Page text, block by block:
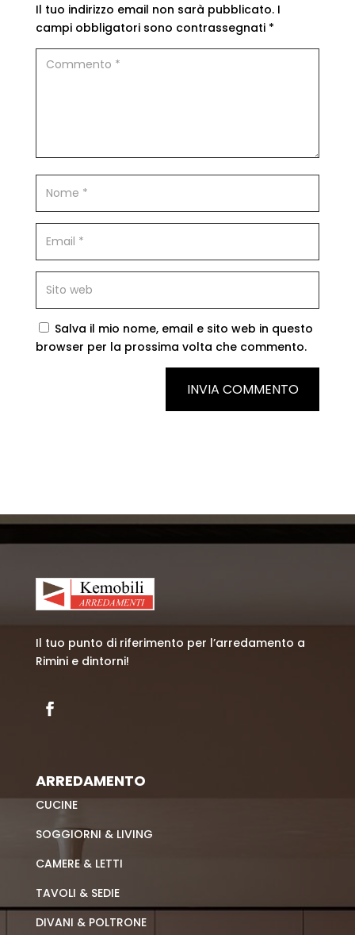
Il tuo indirizzo email non sarà pubblicato. I
campi obbligatori sono contrassegnati *
Salva il mio nome, email e sito web in questo
browser per la prossima volta che commento.
INVIA COMMENTO
Il tuo punto di riferimento per l’arredamento a
Rimini e dintorni!
ARREDAMENTO
CUCINE
SOGGIORNI & LIVING
CAMERE & LETTI
TAVOLI & SEDIE
DIVANI & POLTRONE